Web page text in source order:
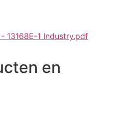
13168E-1 Industry.pdf
en